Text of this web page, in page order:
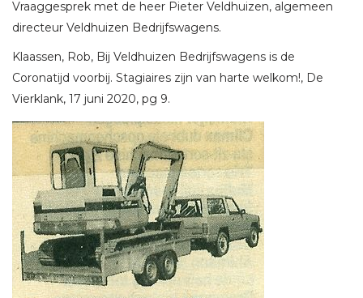
Vraaggesprek met de heer Pieter Veldhuizen, algemeen
directeur Veldhuizen Bedrijfswagens.
Klaassen, Rob, Bij Veldhuizen Bedrijfswagens is de
Coronatijd voorbij. Stagiaires zijn van harte welkom!, De
Vierklank, 17 juni 2020, pg 9.